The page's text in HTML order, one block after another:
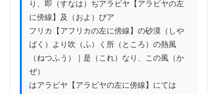
り、即（すなは）ぢアラビヤ【アラビヤの左
に傍線】及（およ）びア
フリカ【アフリカの左に傍線】の砂漠（しや
ばく）より吹（ふ）く所（ところ）の熱風
（ねつふう）｜是（これ）なり、この風（か
ぜ）
はアラビヤ【アラビヤの左に傍線】にては